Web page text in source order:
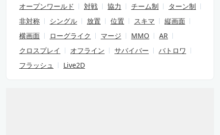
オープンワールド
対戦 協力 チーム制
ターン制
非対称
シングル 放置 位置 スキマ
縦画面
横画面
ローグライク マージ MMO
AR
クロスプレイ
オフライン サバイバー
バトロワ
フラッシュ
Live2D